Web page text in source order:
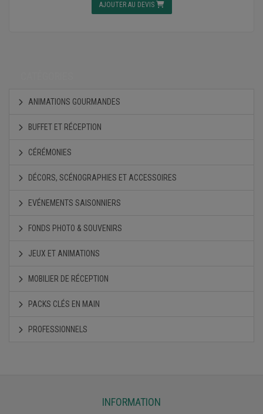
AJOUTER AU DEVIS
ANIMATIONS GOURMANDES
BUFFET ET RÉCEPTION
CÉRÉMONIES
DÉCORS, SCÉNOGRAPHIES ET ACCESSOIRES
EVÉNEMENTS SAISONNIERS
FONDS PHOTO & SOUVENIRS
JEUX ET ANIMATIONS
MOBILIER DE RÉCEPTION
PACKS CLÉS EN MAIN
PROFESSIONNELS
INFORMATION